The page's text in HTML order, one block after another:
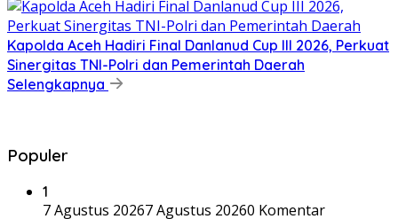
Kapolda Aceh Hadiri Final Danlanud Cup III 2026, Perkuat
Sinergitas TNI-Polri dan Pemerintah Daerah
Selengkapnya
Populer
1
7 Agustus 20267 Agustus 20260 Komentar